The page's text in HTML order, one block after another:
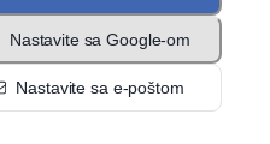
Nastavite sa Google-om
Nastavite sa e-poštom